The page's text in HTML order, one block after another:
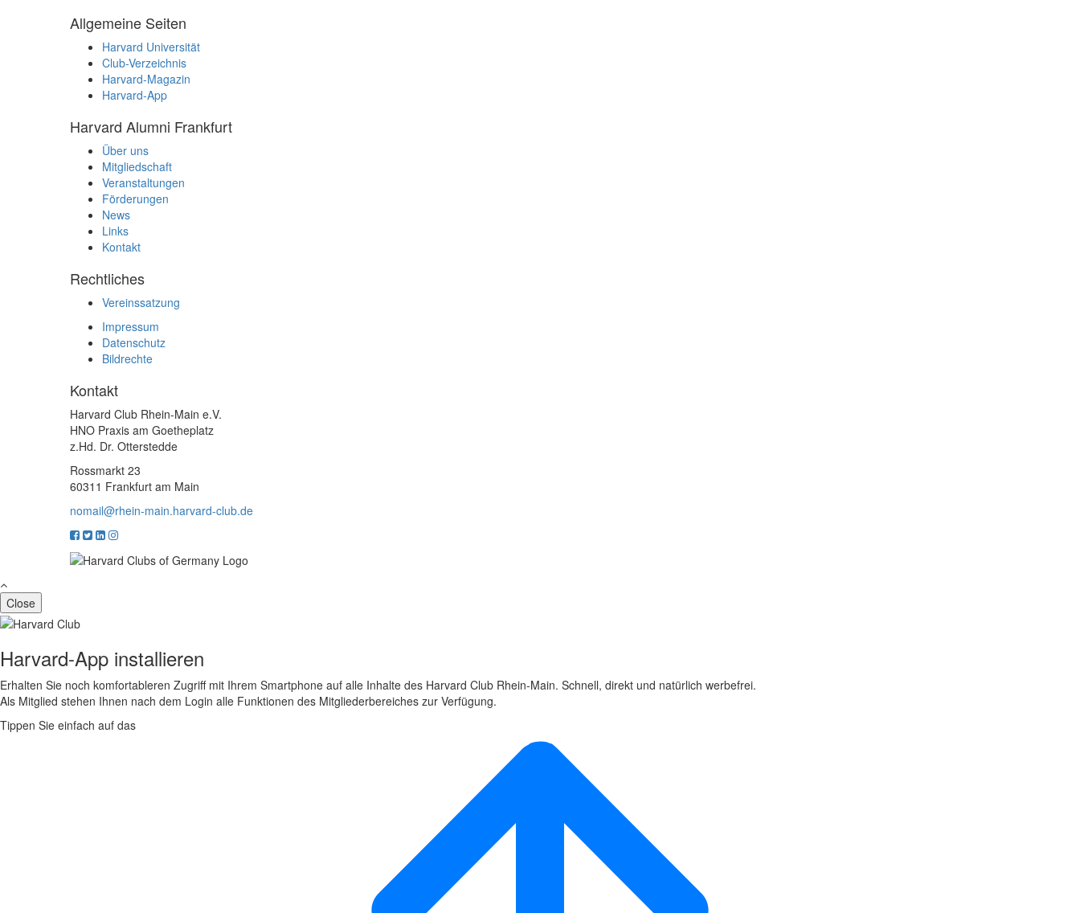
Allgemeine Seiten
Harvard Universität
Club-Verzeichnis
Harvard-Magazin
Harvard-App
Harvard Alumni Frankfurt
Über uns
Mitgliedschaft
Veranstaltungen
Förderungen
News
Links
Kontakt
Rechtliches
Vereinssatzung
Impressum
Datenschutz
Bildrechte
Kontakt
Harvard Club Rhein-Main e.V.
HNO Praxis am Goetheplatz
z.Hd. Dr. Otterstedde
Rossmarkt 23
60311 Frankfurt am Main
nomail@rhein-main.harvard-club.de
Close
Harvard-App installieren
Erhalten Sie noch komfortableren Zugriff mit Ihrem Smartphone auf alle Inhalte des Harvard Club Rhein-Main. Schnell, direkt und natürlich werbefrei.
Als Mitglied stehen Ihnen nach dem Login alle Funktionen des Mitgliederbereiches zur Verfügung.
Tippen Sie einfach auf das